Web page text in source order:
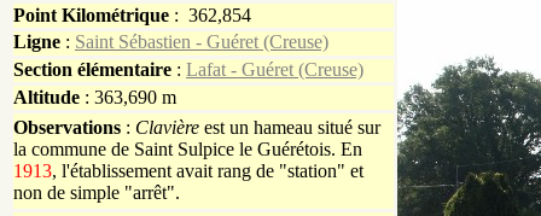
Point Kilométrique : 362,854
Ligne : Saint Sébastien - Guéret (Creuse)
Section élémentaire : Lafat - Guéret (Creuse)
Altitude : 363,690 m
Observations : Clavière est un hameau situé sur
la commune de Saint Sulpice le Guérétois. En
1913, l'établissement avait rang de "station" et
non de simple "arrêt".